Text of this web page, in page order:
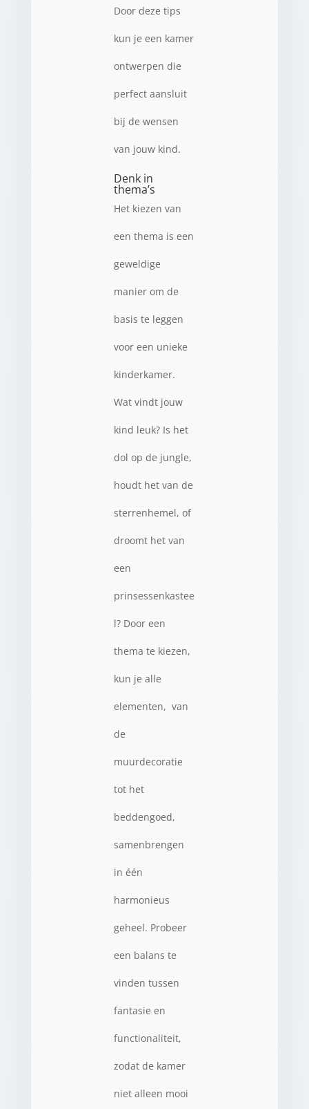
Door deze tips
kun je een kamer
ontwerpen die
perfect aansluit
bij de wensen
van jouw kind.
Denk in
thema’s
Het kiezen van
een thema is een
geweldige
manier om de
basis te leggen
voor een unieke
kinderkamer.
Wat vindt jouw
kind leuk? Is het
dol op de jungle,
houdt het van de
sterrenhemel, of
droomt het van
een
prinsessenkastee
l? Door een
thema te kiezen,
kun je alle
elementen, van
de
muurdecoratie
tot het
beddengoed,
samenbrengen
in één
harmonieus
geheel. Probeer
een balans te
vinden tussen
fantasie en
functionaliteit,
zodat de kamer
niet alleen mooi